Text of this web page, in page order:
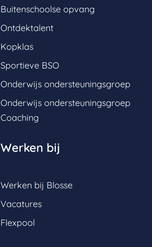
Buitenschoolse opvang
Ontdektalent
Kopklas
Sportieve BSO
Onderwijs ondersteuningsgroep
Onderwijs ondersteuningsgroep
Coaching
Werken bij
Werken bij Blosse
Vacatures
Flexpool